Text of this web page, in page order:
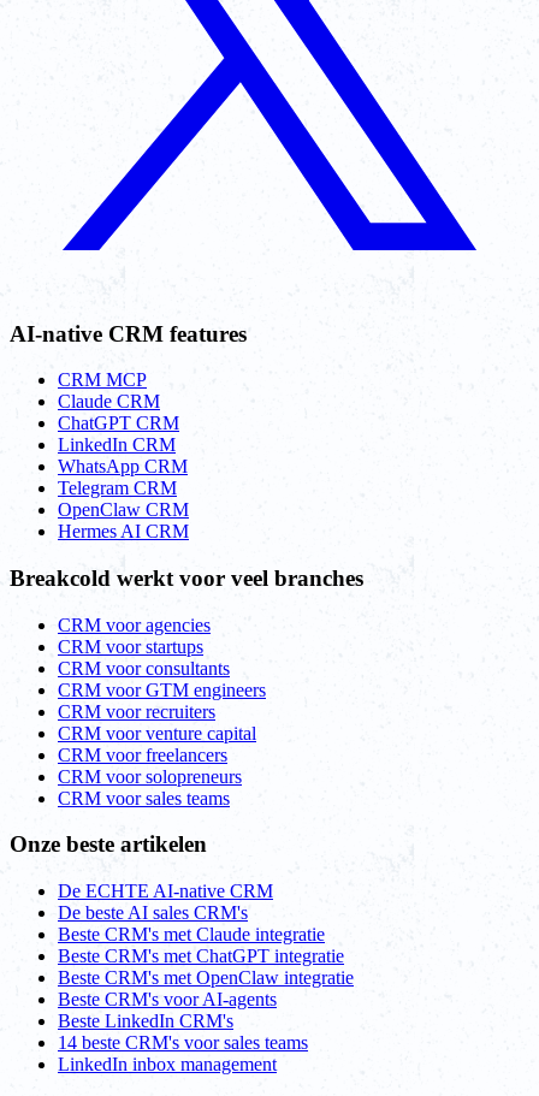
AI-native CRM features
CRM MCP
Claude CRM
ChatGPT CRM
LinkedIn CRM
WhatsApp CRM
Telegram CRM
OpenClaw CRM
Hermes AI CRM
Breakcold werkt voor veel branches
CRM voor agencies
CRM voor startups
CRM voor consultants
CRM voor GTM engineers
CRM voor recruiters
CRM voor venture capital
CRM voor freelancers
CRM voor solopreneurs
CRM voor sales teams
Onze beste artikelen
De ECHTE AI-native CRM
De beste AI sales CRM's
Beste CRM's met Claude integratie
Beste CRM's met ChatGPT integratie
Beste CRM's met OpenClaw integratie
Beste CRM's voor AI-agents
Beste LinkedIn CRM's
14 beste CRM's voor sales teams
LinkedIn inbox management